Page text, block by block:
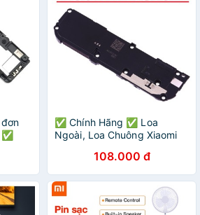
đơn
✅ Chính Hãng ✅ Loa
Ngoài, Loa Chuông Xiaomi
108.000 đ